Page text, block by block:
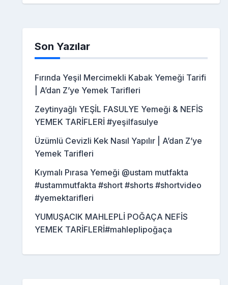
Son Yazılar
Fırında Yeşil Mercimekli Kabak Yemeği Tarifi
| A’dan Z’ye Yemek Tarifleri
Zeytinyağlı YEŞİL FASULYE Yemeği & NEFİS
YEMEK TARİFLERİ #yeşilfasulye
Üzümlü Cevizli Kek Nasıl Yapılır | A’dan Z’ye
Yemek Tarifleri
Kıymalı Pırasa Yemeği @ustam mutfakta
#ustammutfakta #short #shorts #shortvideo
#yemektarifleri
YUMUŞACIK MAHLEPLİ POĞAÇA NEFİS
YEMEK TARİFLERİ#mahleplipoğaça